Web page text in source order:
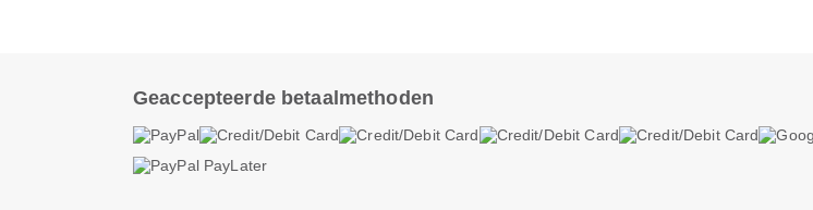
Geaccepteerde betaalmethoden